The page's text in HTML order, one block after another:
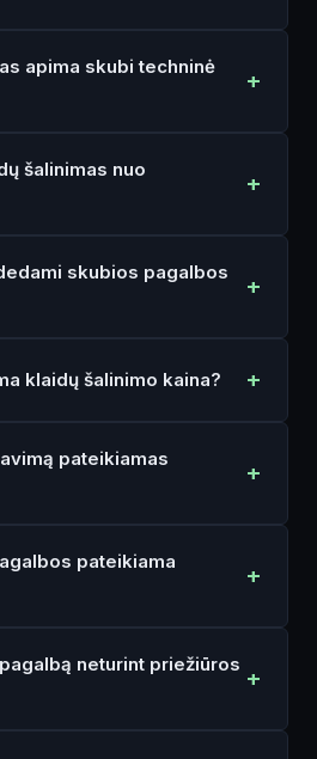
apima skubi techninė
šalinimas nuo
skubios pagalbos
klaidų šalinimo kaina?
pateikiamas
pateikiama
neturint priežiūros